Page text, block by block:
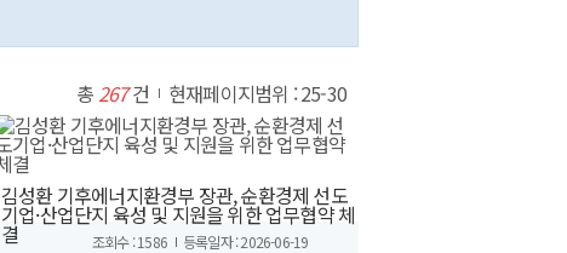
총267건 현재페이지범위 : 25-30
김성환 기후에너지환경부 장관, 순환경제 선도
기업·산업단지 육성 및 지원을 위한 업무협약 체
결 조회수 : 1586 등록일자 : 2026-06-19